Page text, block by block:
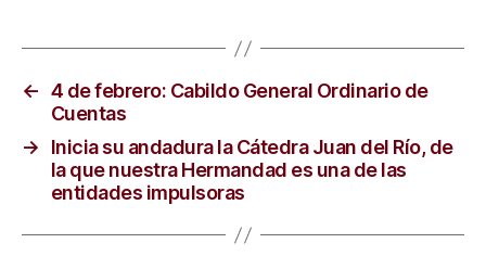
← 4 de febrero: Cabildo General Ordinario de
Cuentas
→
Inicia su andadura la Cátedra Juan del Río, de
la que nuestra Hermandad es una de las
entidades impulsoras